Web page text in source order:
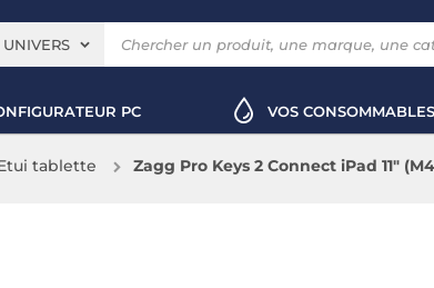
PC VOS CONSOMMABLES
tablette Zagg Pro Keys 2 Connect iPad 11"